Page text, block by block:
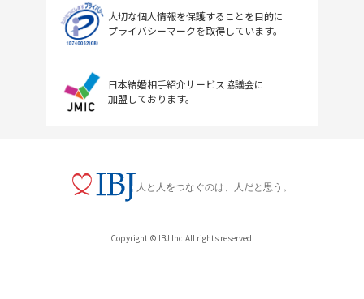
大切な個人情報を保護することを目的に
プライバシーマークを取得しています。
日本結婚相手紹介サービス協議会に
加盟しております。
人と人をつなぐのは、人だと思う。
Copyright © IBJ Inc.All rights reserved.